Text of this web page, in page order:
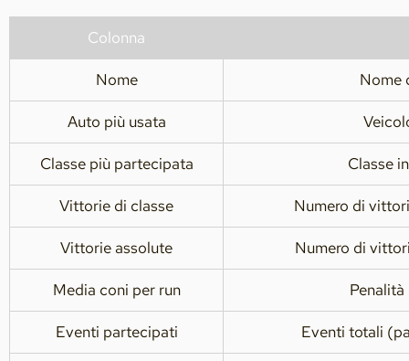
Colonna
Nome Nome
Auto più usata
Classe più partecipata Classe
Vittorie di classe Numero di
Vittorie assolute Numero di
Media coni per run
Eventi partecipati Eventi totali